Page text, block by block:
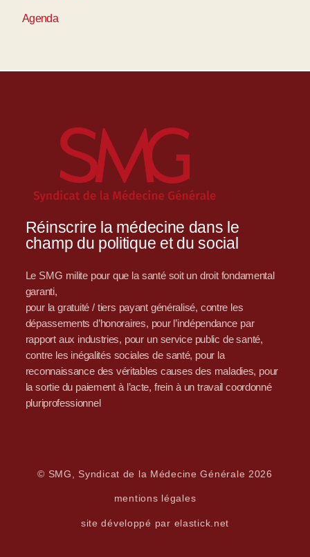
Agenda
Réinscrire la médecine dans le
champ du politique et du social
Le SMG milite pour que la santé soit un droit fondamental
garanti,
pour la gratuité / tiers payant généralisé, contre les
dépassements d’honoraires, pour l’indépendance par
rapport aux industries, pour un service public de santé,
contre les inégalités sociales de santé, pour la
reconnaissance des véritables causes des maladies, pour
la sortie du paiement à l’acte, frein à un travail coordonné
pluriprofessionnel
© SMG, Syndicat de la Médecine Générale 2026
mentions légales
site développé par elastick.net